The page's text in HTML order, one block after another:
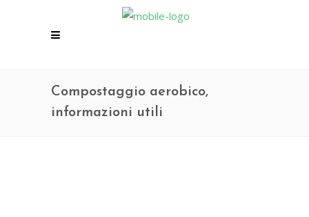
Compostaggio aerobico,
informazioni utili